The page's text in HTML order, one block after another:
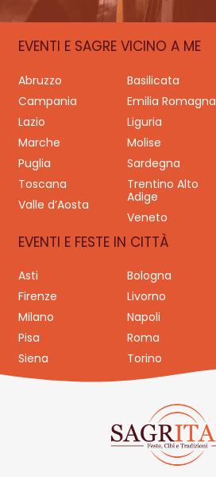
EVENTI E SAGRE VICINO A ME
Abruzzo Basilicata
Campania
Emilia Romagna
Lazio
Liguria
Marche
Molise
Puglia
Sardegna
Toscana
Trentino Alto
Adige
Valle d’Aosta
Veneto
EVENTI E FESTE IN CITTÀ
Asti Bologna
Firenze
Livorno
Milano
Napoli
Pisa
Roma
Siena
Torino